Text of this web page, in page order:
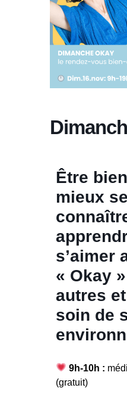
Être
mieux se
s’aimer
« Okay
autres
soin de
9h-10h :
(gratuit)